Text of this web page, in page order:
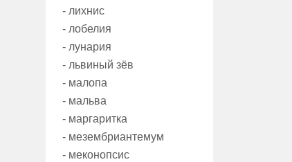
- лихнис
- лобелия
- лунария
- львиный зёв
- малопа
- мальва
- маргаритка
- мезембриантемум
- меконопсис